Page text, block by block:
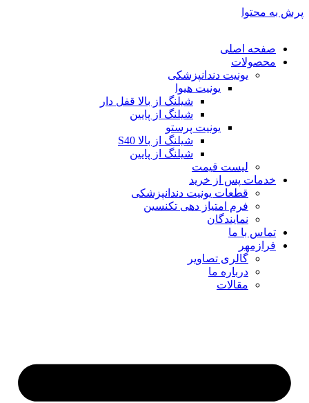
پرش به محتوا
صفحه اصلی
محصولات
یونیت دندانپزشکی
یونیت هیوا
شیلنگ از بالا قفل دار
شیلنگ از پایین
یونیت پرستو
شیلنگ از بالا S40
شیلنگ از پایین
لیست قیمت
خدمات پس از خرید
قطعات یونیت دندانپزشکی
فرم امتیاز دهی تکنسین
نمایندگان
تماس با ما
فرازمهر
گالری تصاویر
درباره ما
مقالات